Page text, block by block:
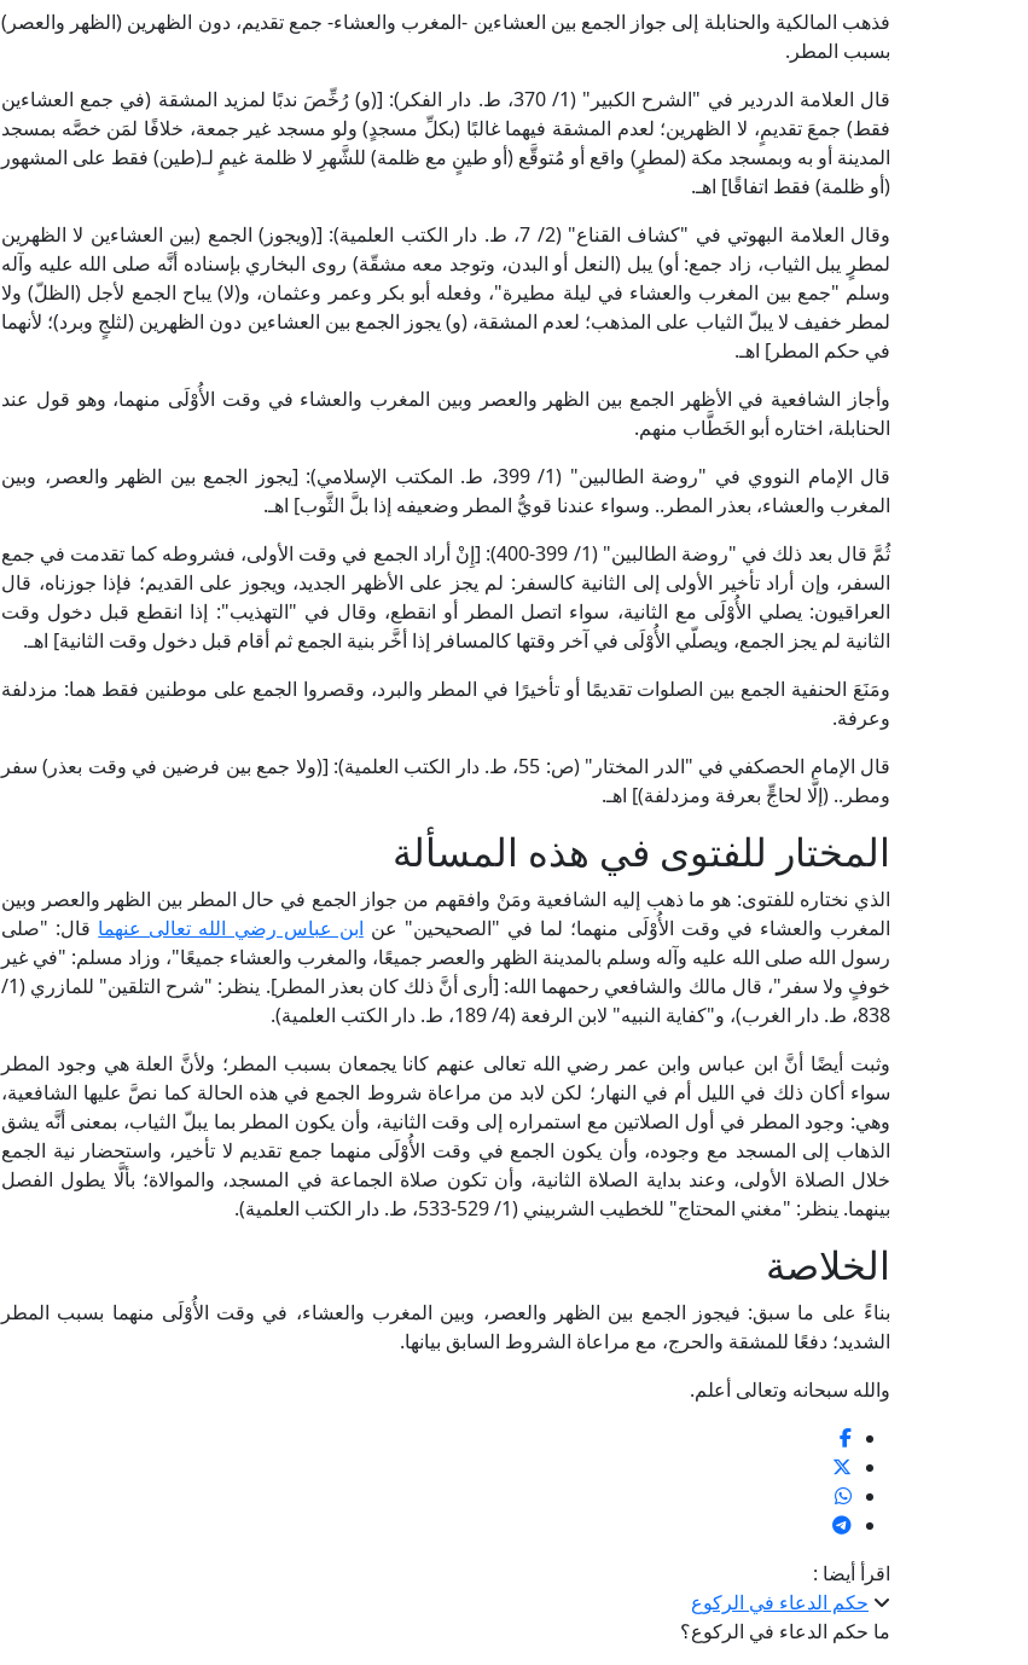
فذهب المالكية والحنابلة إلى جواز الجمع بين العشاءين -المغرب والعشاء- جمع تقديم، دون الظهرين (الظهر والعصر)
بسبب المطر.
قال العلامة الدردير في "الشرح الكبير" (1/ 370، ط. دار الفكر): [(و) رُخِّصَ ندبًا لمزيد المشقة (في جمع العشاءين
فقط) جمعَ تقديمٍ، لا الظهرين؛ لعدم المشقة فيهما غالبًا (بكلِّ مسجدٍ) ولو مسجد غير جمعة، خلافًا لمَن خصَّه بمسجد
المدينة أو به وبمسجد مكة (لمطرٍ) واقع أو مُتوقَّع (أو طينٍ مع ظلمة) للشَّهرِ لا ظلمة غيمٍ لـ(طين) فقط على المشهور
(أو ظلمة) فقط اتفاقًا] اهـ.
وقال العلامة البهوتي في "كشاف القناع" (2/ 7، ط. دار الكتب العلمية): [(ويجوز) الجمع (بين العشاءين لا الظهرين
لمطرٍ يبل الثياب، زاد جمع: أو) يبل (النعل أو البدن، وتوجد معه مشقّة) روى البخاري بإسناده أنَّه صلى الله عليه وآله
وسلم "جمع بين المغرب والعشاء في ليلة مطيرة"، وفعله أبو بكر وعمر وعثمان، و(لا) يباح الجمع لأجل (الظلّ) ولا
لمطر خفيف لا يبلّ الثياب على المذهب؛ لعدم المشقة، (و) يجوز الجمع بين العشاءين دون الظهرين (لثلجٍ وبرد)؛ لأنهما
في حكم المطر] اهـ.
وأجاز الشافعية في الأظهر الجمع بين الظهر والعصر وبين المغرب والعشاء في وقت الأُوْلَى منهما، وهو قول عند
الحنابلة، اختاره أبو الخَطَّاب منهم.
قال الإمام النووي في "روضة الطالبين" (1/ 399، ط. المكتب الإسلامي): [يجوز الجمع بين الظهر والعصر، وبين
المغرب والعشاء، بعذر المطر.. وسواء عندنا قويُّ المطر وضعيفه إذا بلَّ الثَّوب] اهـ.
ثُمَّ قال بعد ذلك في "روضة الطالبين" (1/ 399-400): [إِنْ أراد الجمع في وقت الأولى، فشروطه كما تقدمت في جمع
السفر، وإن أراد تأخير الأولى إلى الثانية كالسفر: لم يجز على الأظهر الجديد، ويجوز على القديم؛ فإذا جوزناه، قال
العراقيون: يصلي الأُوْلَى مع الثانية، سواء اتصل المطر أو انقطع، وقال في "التهذيب": إذا انقطع قبل دخول وقت
الثانية لم يجز الجمع، ويصلّي الأُوْلَى في آخر وقتها كالمسافر إذا أخَّر بنية الجمع ثم أقام قبل دخول وقت الثانية] اهـ.
ومَنَعَ الحنفية الجمع بين الصلوات تقديمًا أو تأخيرًا في المطر والبرد، وقصروا الجمع على موطنين فقط هما: مزدلفة
وعرفة.
قال الإمام الحصكفي في "الدر المختار" (ص: 55، ط. دار الكتب العلمية): [(ولا جمع بين فرضين في وقت بعذر) سفر
ومطر.. (إلَّا لحاجٍّ بعرفة ومزدلفة)] اهـ.
المختار للفتوى في هذه المسألة
الذي نختاره للفتوى: هو ما ذهب إليه الشافعية ومَنْ وافقهم من جواز الجمع في حال المطر بين الظهر والعصر وبين
المغرب والعشاء في وقت الأُوْلَى منهما؛ لما في "الصحيحين" عن ابن عباس رضي الله تعالى عنهما قال: "صلى
رسول الله صلى الله عليه وآله وسلم بالمدينة الظهر والعصر جميعًا، والمغرب والعشاء جميعًا"، وزاد مسلم: "في غير
خوفٍ ولا سفر"، قال مالك والشافعي رحمهما الله: [أرى أنَّ ذلك كان بعذر المطر]. ينظر: "شرح التلقين" للمازري (1/
838، ط. دار الغرب)، و"كفاية النبيه" لابن الرفعة (4/ 189، ط. دار الكتب العلمية).
وثبت أيضًا أنَّ ابن عباس وابن عمر رضي الله تعالى عنهم كانا يجمعان بسبب المطر؛ ولأنَّ العلة هي وجود المطر
سواء أكان ذلك في الليل أم في النهار؛ لكن لابد من مراعاة شروط الجمع في هذه الحالة كما نصَّ عليها الشافعية،
وهي: وجود المطر في أول الصلاتين مع استمراره إلى وقت الثانية، وأن يكون المطر بما يبلّ الثياب، بمعنى أنَّه يشق
الذهاب إلى المسجد مع وجوده، وأن يكون الجمع في وقت الأُوْلَى منهما جمع تقديم لا تأخير، واستحضار نية الجمع
خلال الصلاة الأولى، وعند بداية الصلاة الثانية، وأن تكون صلاة الجماعة في المسجد، والموالاة؛ بألَّا يطول الفصل
بينهما. ينظر: "مغني المحتاج" للخطيب الشربيني (1/ 529-533، ط. دار الكتب العلمية).
الخلاصة
بناءً على ما سبق: فيجوز الجمع بين الظهر والعصر، وبين المغرب والعشاء، في وقت الأُوْلَى منهما بسبب المطر
الشديد؛ دفعًا للمشقة والحرج، مع مراعاة الشروط السابق بيانها.
والله سبحانه وتعالى أعلم.
اقرأ أيضا :
حكم الدعاء في الركوع
ما حكم الدعاء في الركوع؟